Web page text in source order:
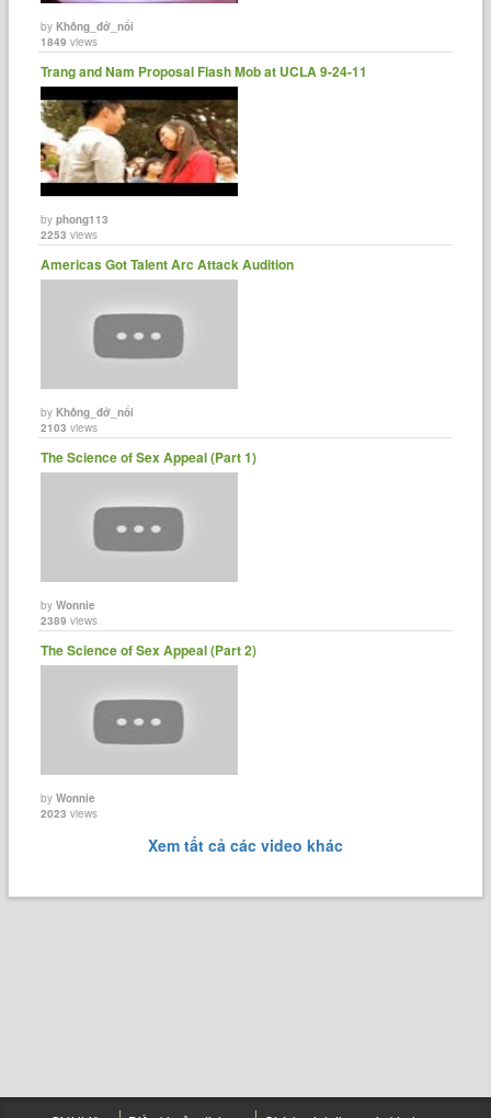
byKhông_đở_nổi
1849 views
Trang and Nam Proposal Flash Mob at UCLA 9-24-11
byphong113
2253 views
Americas Got Talent Arc Attack Audition
byKhông_đở_nổi
2103 views
The Science of Sex Appeal (Part 1)
byWonnie
2389 views
The Science of Sex Appeal (Part 2)
byWonnie
2023 views
Xem tất cả các video khác